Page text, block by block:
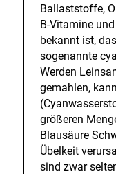
Ballaststoffe,
B-Vitamine
bekannt ist,
sogenannte
Werden
gemahlen,
größeren
Blausäure
Übelkeit
sind zwar